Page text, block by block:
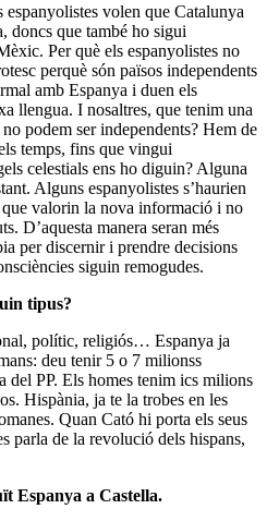
volen que Catalunya
doncs que també ho sigui
Per què els espanyolistes no
perquè són països independents
amb Espanya i duen els
llengua. I nosaltres, que tenim una
podem ser independents? Hem de
temps, fins que vingui
celestials ens ho diguin? Alguna
Alguns espanyolistes s’haurien
que valorin la nova informació i no
D’aquesta manera seran més
per discernir i prendre decisions
siguin remogudes.
tipus?
polític, religiós… Espanya ja
deu tenir 5 o 7 milionss
del PP. Els homes tenim ics milions
Hispània, ja te la trobes en les
Quan Cató hi porta els seus
parla de la revolució dels hispans,
Espanya a Castella.